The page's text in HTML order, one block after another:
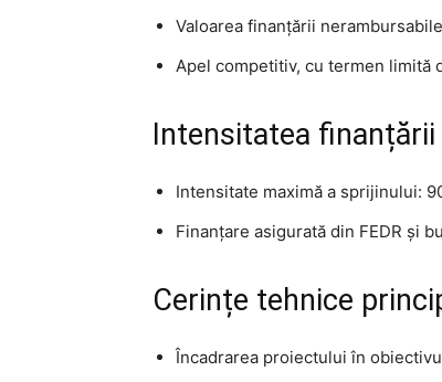
Valoarea finanțării
Apel competitiv, cu termen limită
Intensitatea
Intensitate maximă a sprijinului:
Finanțare asigurată din FEDR și
Cerințe tehnice
Încadrarea proiectului în